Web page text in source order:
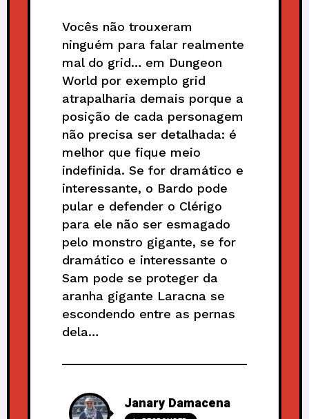
Vocês não trouxeram
ninguém para falar realmente
mal do grid… em Dungeon
World por exemplo grid
atrapalharia demais porque a
posição de cada personagem
não precisa ser detalhada: é
melhor que fique meio
indefinida. Se for dramático e
interessante, o Bardo pode
pular e defender o Clérigo
para ele não ser esmagado
pelo monstro gigante, se for
dramático e interessante o
Sam pode se proteger da
aranha gigante Laracna se
escondendo entre as pernas
dela…
Janary Damacena